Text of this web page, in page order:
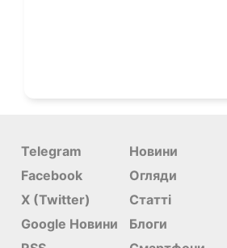
Telegram
Facebook
X (Twitter)
Google Новини
Новини
Огляди
Статті
Блоги